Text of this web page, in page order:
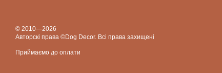
© 2010—2026
Авторскі права ©Dog Decor. Всі права захищені
Приймаємо до оплати